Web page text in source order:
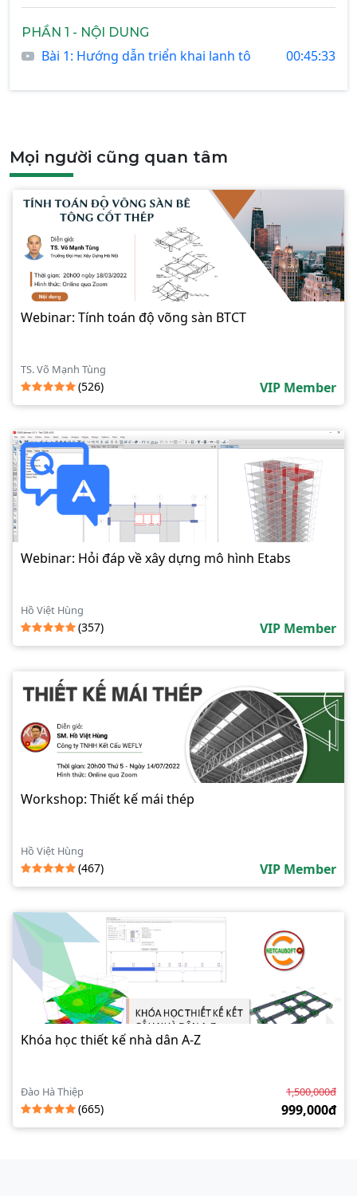
PHẦN 1 - NỘI DUNG
Bài 1: Hướng dẫn triển khai lanh tô 00:45:33
Mọi người cũng quan tâm
Webinar: Tính toán độ võng sàn BTCT
TS. Võ Mạnh Tùng
(526) VIP Member
Webinar: Hỏi đáp về xây dựng mô hình Etabs
Hồ Việt Hùng
(357) VIP Member
Workshop: Thiết kế mái thép
Hồ Việt Hùng
(467) VIP Member
Khóa học thiết kế nhà dân A-Z
Đào Hà Thiệp 1,500,000đ
(665) 999,000đ